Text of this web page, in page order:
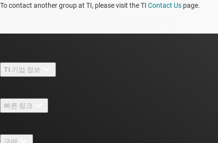
To contact another group at TI, please visit the TI Contact Us page.
TI 기업 정보
채용
뉴스룸
빠른 링크
구매